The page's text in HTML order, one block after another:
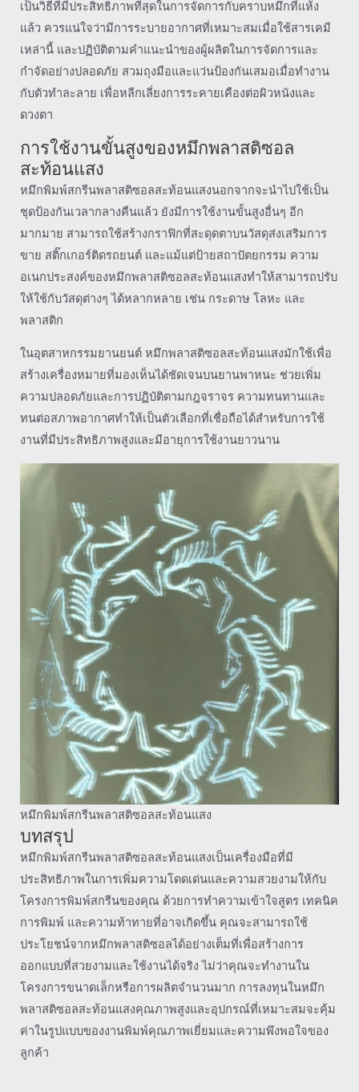
เป็นวิธีที่มีประสิทธิภาพที่สุดในการจัดการกับคราบหมึกที่แห้ง
แล้ว ควรแน่ใจว่ามีการระบายอากาศที่เหมาะสมเมื่อใช้สารเคมี
เหล่านี้ และปฏิบัติตามคำแนะนำของผู้ผลิตในการจัดการและ
กำจัดอย่างปลอดภัย สวมถุงมือและแว่นป้องกันเสมอเมื่อทำงาน
กับตัวทำละลาย เพื่อหลีกเลี่ยงการระคายเคืองต่อผิวหนังและ
ดวงตา
การใช้งานขั้นสูงของหมึกพลาสติซอล
สะท้อนแสง
หมึกพิมพ์สกรีนพลาสติซอลสะท้อนแสงนอกจากจะนำไปใช้เป็น
ชุดป้องกันเวลากลางคืนแล้ว ยังมีการใช้งานขั้นสูงอื่นๆ อีก
มากมาย สามารถใช้สร้างกราฟิกที่สะดุดตาบนวัสดุส่งเสริมการ
ขาย สติ๊กเกอร์ติดรถยนต์ และแม้แต่ป้ายสถาปัตยกรรม ความ
อเนกประสงค์ของหมึกพลาสติซอลสะท้อนแสงทำให้สามารถปรับ
ให้ใช้กับวัสดุต่างๆ ได้หลากหลาย เช่น กระดาษ โลหะ และ
พลาสติก
ในอุตสาหกรรมยานยนต์ หมึกพลาสติซอลสะท้อนแสงมักใช้เพื่อ
สร้างเครื่องหมายที่มองเห็นได้ชัดเจนบนยานพาหนะ ช่วยเพิ่ม
ความปลอดภัยและการปฏิบัติตามกฎจราจร ความทนทานและ
ทนต่อสภาพอากาศทำให้เป็นตัวเลือกที่เชื่อถือได้สำหรับการใช้
งานที่มีประสิทธิภาพสูงและมีอายุการใช้งานยาวนาน
หมึกพิมพ์สกรีนพลาสติซอลสะท้อนแสง
บทสรุป
หมึกพิมพ์สกรีนพลาสติซอลสะท้อนแสงเป็นเครื่องมือที่มี
ประสิทธิภาพในการเพิ่มความโดดเด่นและความสวยงามให้กับ
โครงการพิมพ์สกรีนของคุณ ด้วยการทำความเข้าใจสูตร เทคนิค
การพิมพ์ และความท้าทายที่อาจเกิดขึ้น คุณจะสามารถใช้
ประโยชน์จากหมึกพลาสติซอลได้อย่างเต็มที่เพื่อสร้างการ
ออกแบบที่สวยงามและใช้งานได้จริง ไม่ว่าคุณจะทำงานใน
โครงการขนาดเล็กหรือการผลิตจำนวนมาก การลงทุนในหมึก
พลาสติซอลสะท้อนแสงคุณภาพสูงและอุปกรณ์ที่เหมาะสมจะคุ้ม
ค่าในรูปแบบของงานพิมพ์คุณภาพเยี่ยมและความพึงพอใจของ
ลูกค้า